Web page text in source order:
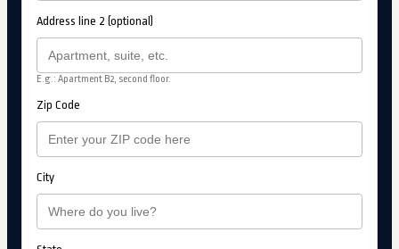
Address line 2 (optional)
E.g.: Apartment B2, second floor.
Zip Code
City